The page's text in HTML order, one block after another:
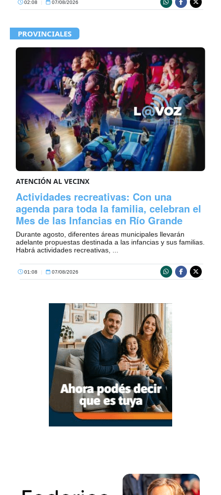
02:08 | 07/08/2026
PROVINCIALES
ATENCIÓN AL VECINX
Actividades recreativas: Con una
agenda para toda la familia, celebran el
Mes de las Infancias en Río Grande
Durante agosto, diferentes áreas municipales llevarán
adelante propuestas destinada a las infancias y sus familias.
Habrá actividades recreativas, ...
01:08 | 07/08/2026